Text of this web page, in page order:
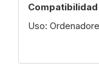
Compatibilidad
Uso: